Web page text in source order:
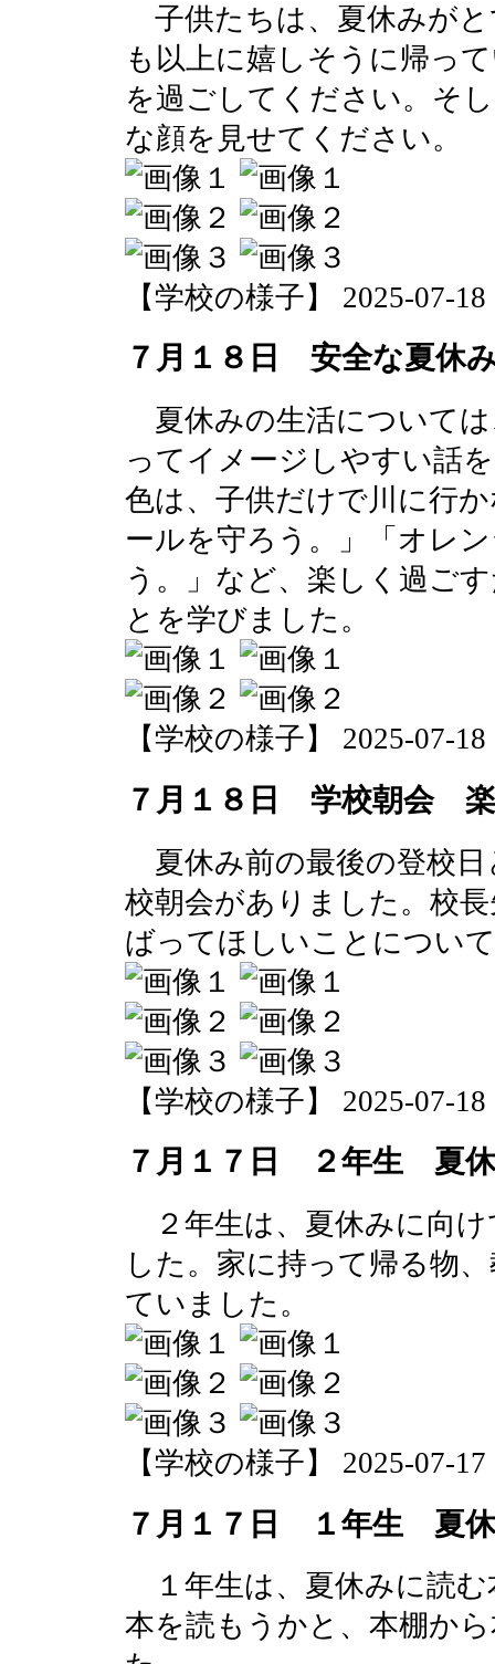
子供たちは、夏休みが
も以上に嬉しそうに帰っ
を過ごしてください。そ
な顔を見せてください。
【学校の様子】 2025-07-
７月１８日 安全な夏休
夏休みの生活について
ってイメージしやすい話
色は、子供だけで川に行
ールを守ろう。」「オレ
う。」など、楽しく過ご
とを学びました。
【学校の様子】 2025-07-
７月１８日 学校朝会
夏休み前の最後の登校日
校朝会がありました。校
ばってほしいことについ
【学校の様子】 2025-07-
７月１７日 ２年生 夏
２年生は、夏休みに向け
した。家に持って帰る物
ていました。
【学校の様子】 2025-07-
７月１７日 １年生 夏
１年生は、夏休みに読
本を読もうかと、本棚か